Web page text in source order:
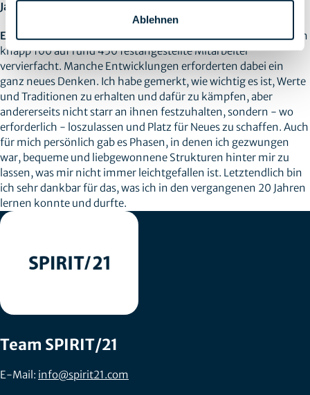
Ablehnen
Jahrzehnte für Sie persönlich?
Elke Haverich:In zwei Jahrzehnten hat sich die Belegschaft von
knapp 100 auf rund 450 festangestellte Mitarbeiter
vervierfacht. Manche Entwicklungen erforderten dabei ein
ganz neues Denken. Ich habe gemerkt, wie wichtig es ist, Werte
und Traditionen zu erhalten und dafür zu kämpfen, aber
andererseits nicht starr an ihnen festzuhalten, sondern - wo
erforderlich - loszulassen und Platz für Neues zu schaffen. Auch
für mich persönlich gab es Phasen, in denen ich gezwungen
war, bequeme und liebgewonnene Strukturen hinter mir zu
lassen, was mir nicht immer leichtgefallen ist. Letztendlich bin
ich sehr dankbar für das, was ich in den vergangenen 20 Jahren
lernen konnte und durfte.
Team SPIRIT/21
E-Mail: info@spirit21.com